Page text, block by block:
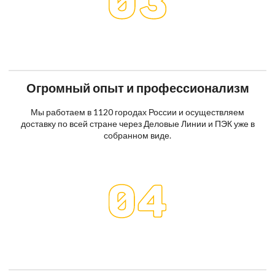
Огромный опыт и профессионализм
Мы работаем в 1120 городах России и осуществляем
доставку по всей стране через Деловые Линии и ПЭК уже в
собранном виде.